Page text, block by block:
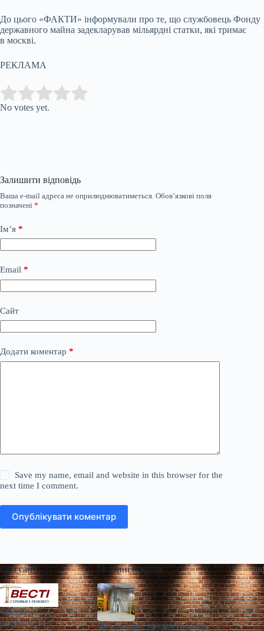
До цього «ФАКТИ» інформували про те, що службовець Фонду
державного майна задекларував мільярдні статки, які тримає
в москві.
РЕКЛАМА
Rate this item:
No votes yet.
Залишити відповідь
Ваша e-mail адреса не оприлюднюватиметься. Обов’язкові поля
позначені *
Ім’я *
Email *
Сайт
Додати коментар *
Save my name, email and website in this browser for the
next time I comment.
Опублікувати коментар
Про сайт
«Весті
будівництва»
Останні новини
На Сумщині продають завод,